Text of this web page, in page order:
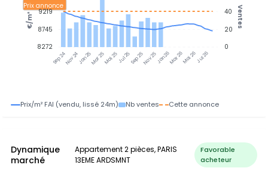
Sep 24Nov 24Jan 25Mar 25Mai 25Jul 25Sep 25Nov 25Jan 26Mar 26Mai 26Jul 26
Prix annonce
40
20
0
Ventes
9219
8745
8272
€/m²
Prix/m² FAI (vendu, lissé 24m) Nb ventes Cette annonce
Dynamique
marché
Appartement 2 pièces, PARIS
13EME ARDSMNT
Favorable
acheteur